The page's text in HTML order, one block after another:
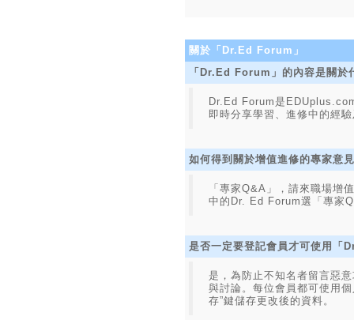
關於「Dr.Ed Forum」
「Dr.Ed Forum」的內容是關於
Dr.Ed Forum是
即時分享學習、進修中的經
如何得到關於增值進修的專家意
「專家Q&A」，請來職場增
中的Dr. Ed Forum選「專家
是否一定要登記會員才可使用「
是，為防止不知名者留言惡
與討論。每位會員都可使用
存”鍵儲存更改後的資料。